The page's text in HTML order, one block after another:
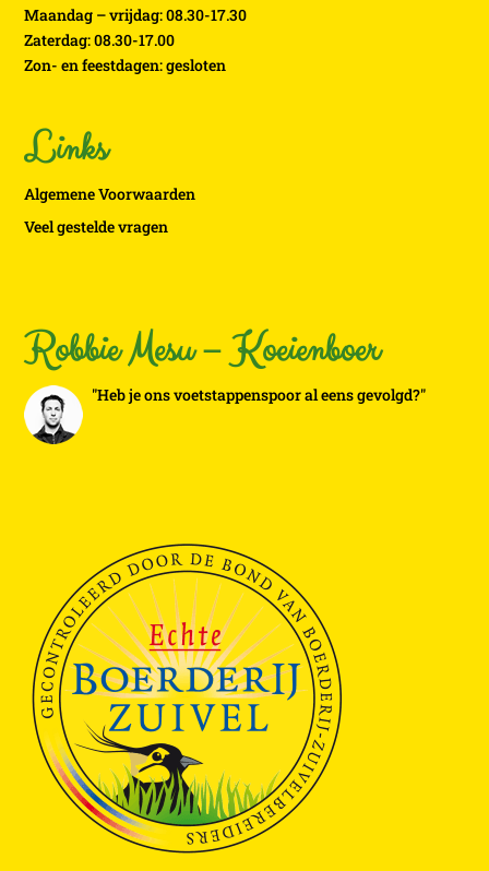
Maandag – vrijdag: 08.30-17.30
Zaterdag: 08.30-17.00
Zon- en feestdagen: gesloten
Links
Algemene Voorwaarden
Veel gestelde vragen
Robbie Mesu – Koeienboer
"Heb je ons voetstappenspoor al eens gevolgd?"